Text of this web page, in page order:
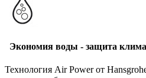
Экономия воды - защита
Технология Air Power от